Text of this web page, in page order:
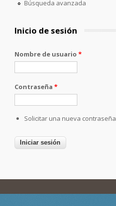
Búsqueda avanzada
Inicio de sesión
Nombre de usuario *
Contraseña *
Solicitar una nueva contraseña